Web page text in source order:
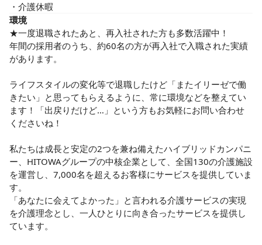
・介護休暇
環境
★一度退職されたあと、再入社された方も多数活躍中！
年間の採用者のうち、約60名の方が再入社で入職された実績
があります。
ライフスタイルの変化等で退職したけど「またイリーゼで働
きたい」と思ってもらえるように、常に環境などを整えてい
ます！「出戻りだけど…」という方もお気軽にお問い合わせ
くださいね！
私たちは成長と安定の2つを兼ね備えたハイブリッドカンパニ
ー、HITOWAグループの中核企業として、全国130の介護施設
を運営し、7,000名を超えるお客様にサービスを提供していま
す。
「あなたに会えてよかった」と言われる介護サービスの実現
を介護理念とし、一人ひとりに向き合ったサービスを提供し
ています。